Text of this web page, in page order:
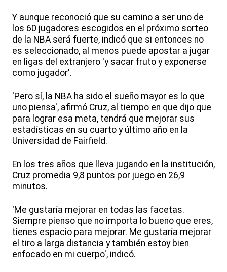
Y aunque reconoció que su camino a ser uno de
los 60 jugadores escogidos en el próximo sorteo
de la NBA será fuerte, indicó que si entonces no
es seleccionado, al menos puede apostar a jugar
en ligas del extranjero 'y sacar fruto y exponerse
como jugador'.
'Pero sí, la NBA ha sido el sueño mayor es lo que
uno piensa', afirmó Cruz, al tiempo en que dijo que
para lograr esa meta, tendrá que mejorar sus
estadísticas en su cuarto y último año en la
Universidad de Fairfield.
En los tres años que lleva jugando en la institución,
Cruz promedia 9,8 puntos por juego en 26,9
minutos.
'Me gustaría mejorar en todas las facetas.
Siempre pienso que no importa lo bueno que eres,
tienes espacio para mejorar. Me gustaría mejorar
el tiro a larga distancia y también estoy bien
enfocado en mi cuerpo', indicó.